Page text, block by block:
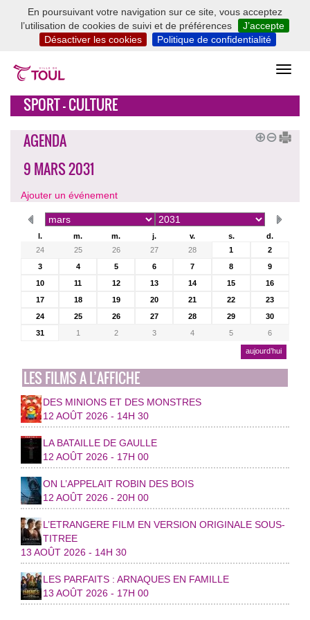
En poursuivant votre navigation sur ce site, vous acceptez
l’utilisation de cookies de suivi et de préférences
J’accepte
Désactiver les cookies
Politique de confidentialité
SPORT - CULTURE
AGENDA
9 MARS 2031
Ajouter un événement
l. m. m. j. v. s.
d.
24
25 26 27 28 1
2
3
4 5 6 7 8
9
10
11 12 13 14 15
16
17
18 19 20 21 22
23
24
25 26 27 28 29
30
31
1 2 3 4 5 6
aujourd’hui
LES FILMS A L’AFFICHE
DES MINIONS ET DES MONSTRES
12 AOÛT 2026 - 14H 30
LA BATAILLE DE GAULLE
12 AOÛT 2026 - 17H 00
ON L’APPELAIT ROBIN DES BOIS
12 AOÛT 2026 - 20H 00
L’ETRANGERE FILM EN VERSION ORIGINALE SOUS-
TITREE
13 AOÛT 2026 - 14H 30
LES PARFAITS : ARNAQUES EN FAMILLE
13 AOÛT 2026 - 17H 00